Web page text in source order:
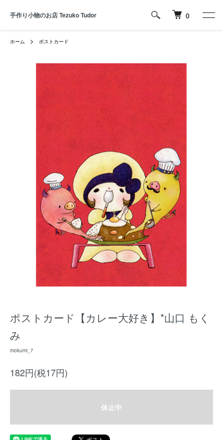
手作り小物のお店 Tezuko Tudor 0
ホーム ポストカード
ポストカード【カレー大好き】*山口 もく
み
mokumi_7
182円(税17円)
休止中